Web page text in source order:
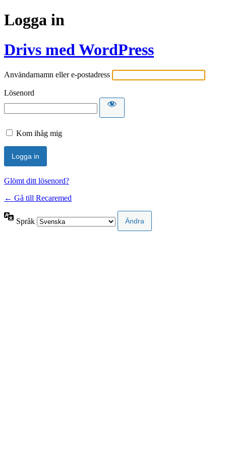
Logga in
Drivs med WordPress
Användarnamn eller e-postadress
Lösenord
Kom ihåg mig
Glömt ditt lösenord?
← Gå till Recaremed
Språk